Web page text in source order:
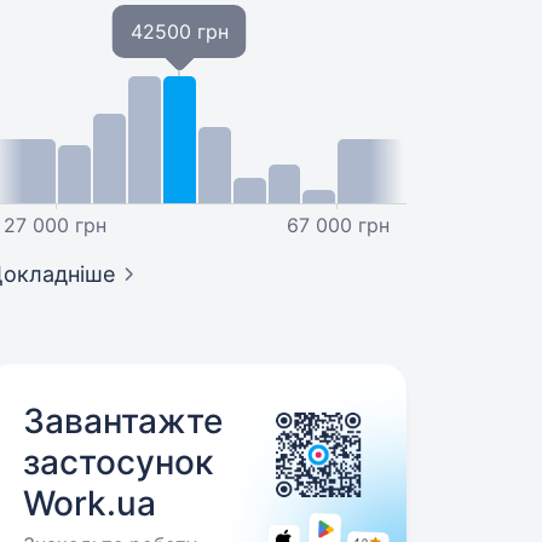
27 000 грн
42500 грн
67 000 грн
Завантажте
застосунок
Work.ua